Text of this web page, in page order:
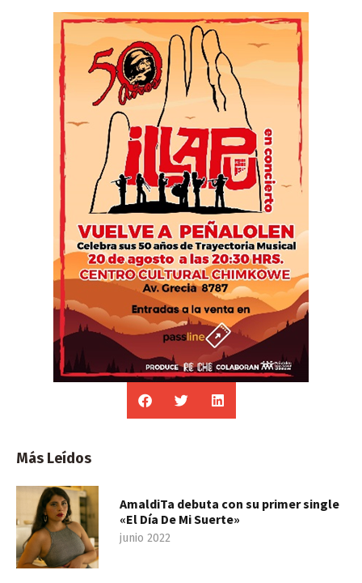
Más Leídos
AmaldiTa debuta con su primer single
«El Día De Mi Suerte»
junio 2022